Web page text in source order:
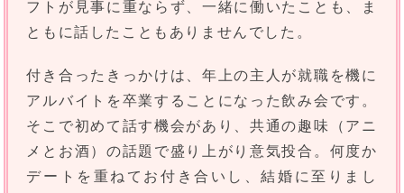
フトが見事に重ならず、一緒に働いたことも、ま
ともに話したこともありませんでした。
付き合ったきっかけは、年上の主人が就職を機に
アルバイトを卒業することになった飲み会です。
そこで初めて話す機会があり、共通の趣味（アニ
メとお酒）の話題で盛り上がり意気投合。何度か
デートを重ねてお付き合いし、結婚に至りまし